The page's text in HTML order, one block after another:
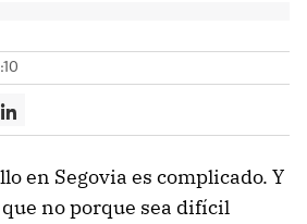
en Segovia es complicado. Y
no porque sea difícil